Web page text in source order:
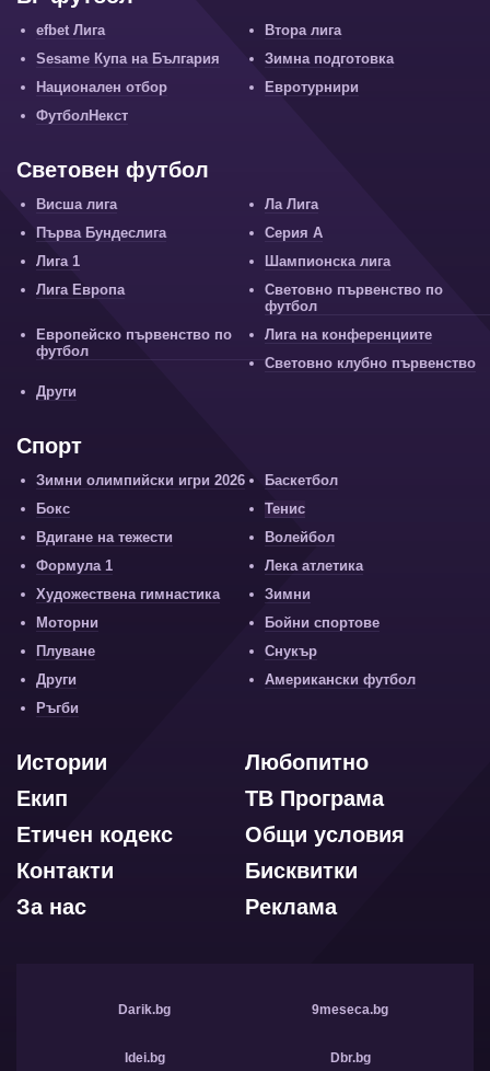
efbet Лига
Втора лига
Sesame Купа на България
Зимна подготовка
Национален отбор
Евротурнири
ФутболНекст
Световен футбол
Висша лига
Ла Лига
Първа Бундеслига
Серия А
Лига 1
Шампионска лига
Лига Европа
Световно първенство по
футбол
Европейско първенство по
футбол
Лига на конференциите
Световно клубно първенство
Други
Спорт
Зимни олимпийски игри 2026
Баскетбол
Бокс
Тенис
Вдигане на тежести
Волейбол
Формула 1
Лека атлетика
Художествена гимнастика
Зимни
Моторни
Бойни спортове
Плуване
Снукър
Други
Американски футбол
Ръгби
Любопитно
Истории
ТВ Програма
Екип
Общи условия
Етичен кодекс
Бисквитки
Контакти
Реклама
За нас
Darik.bg 9meseca.bg
Idei.bg Dbr.bg